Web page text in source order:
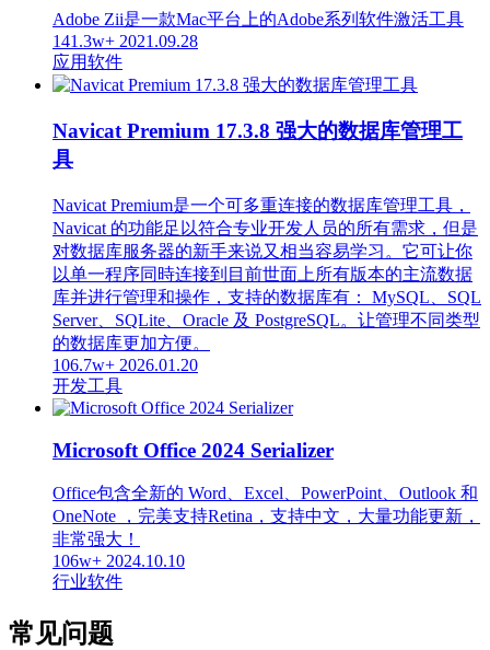
Adobe Zii是一款Mac平台上的Adobe系列软件激活工具
141.3w+ 2021.09.28
应用软件
Navicat Premium 17.3.8 强大的数据库管理工
具
Navicat Premium是一个可多重连接的数据库管理工具，
Navicat 的功能足以符合专业开发人员的所有需求，但是
对数据库服务器的新手来说又相当容易学习。它可让你
以单一程序同時连接到目前世面上所有版本的主流数据
库并进行管理和操作，支持的数据库有： MySQL、SQL
Server、SQLite、Oracle 及 PostgreSQL。让管理不同类型
的数据库更加方便。
106.7w+ 2026.01.20
开发工具
Microsoft Office 2024 Serializer
Office包含全新的 Word、Excel、PowerPoint、Outlook 和
OneNote ，完美支持Retina，支持中文，大量功能更新，
非常强大！
106w+ 2024.10.10
行业软件
常见问题